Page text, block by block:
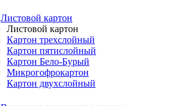
Листовой картон
Листовой картон
Картон трехслойный
Картон пятислойный
Картон Бело-Бурый
Микрогофрокартон
Картон двухслойный